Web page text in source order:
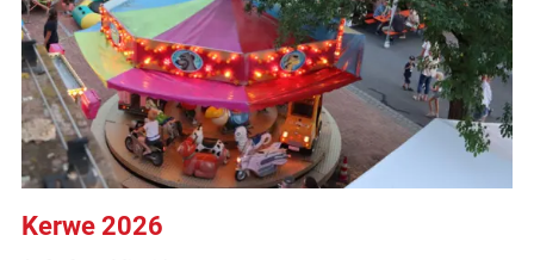
Kerwe 2026